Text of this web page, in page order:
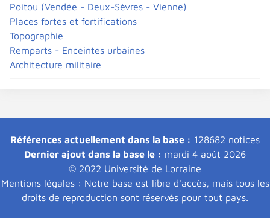
Poitou (Vendée - Deux-Sèvres - Vienne)
Places fortes et fortifications
Topographie
Remparts - Enceintes urbaines
Architecture militaire
Références actuellement dans la base : 128682 notices
Dernier ajout dans la base le : mardi 4 août 2026
© 2022 Université de Lorraine
Mentions légales : Notre base est libre d'accès, mais tous les
droits de reproduction sont réservés pour tout pays.